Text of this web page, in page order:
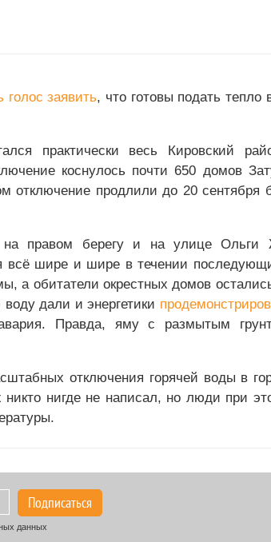
голос заявить, что готовы подать тепло
практически весь Кировский
коснулось почти 650 домов
отключение продлили до 20 сентября
на правом берегу и на улице Ольги
всё шире и шире в течении
а обитатели окрестных домов
дали и энергетики
Правда, яму с размытым
отключения горячей воды в
нигде не написал, но люди при
Подписаться
данных